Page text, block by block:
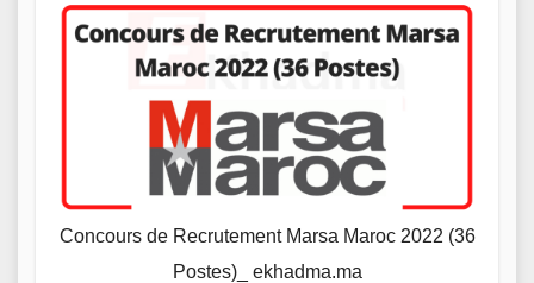
Concours de Recrutement Marsa Maroc 2022 (36
Postes)_ ekhadma.ma